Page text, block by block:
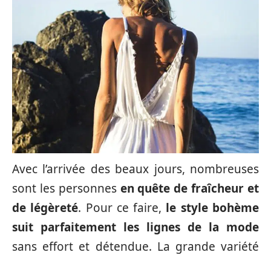
Avec l’arrivée des beaux jours, nombreuses
sont les personnes en quête de fraîcheur et
de légèreté. Pour ce faire, le style bohème
suit parfaitement les lignes de la mode
sans effort et détendue. La grande variété